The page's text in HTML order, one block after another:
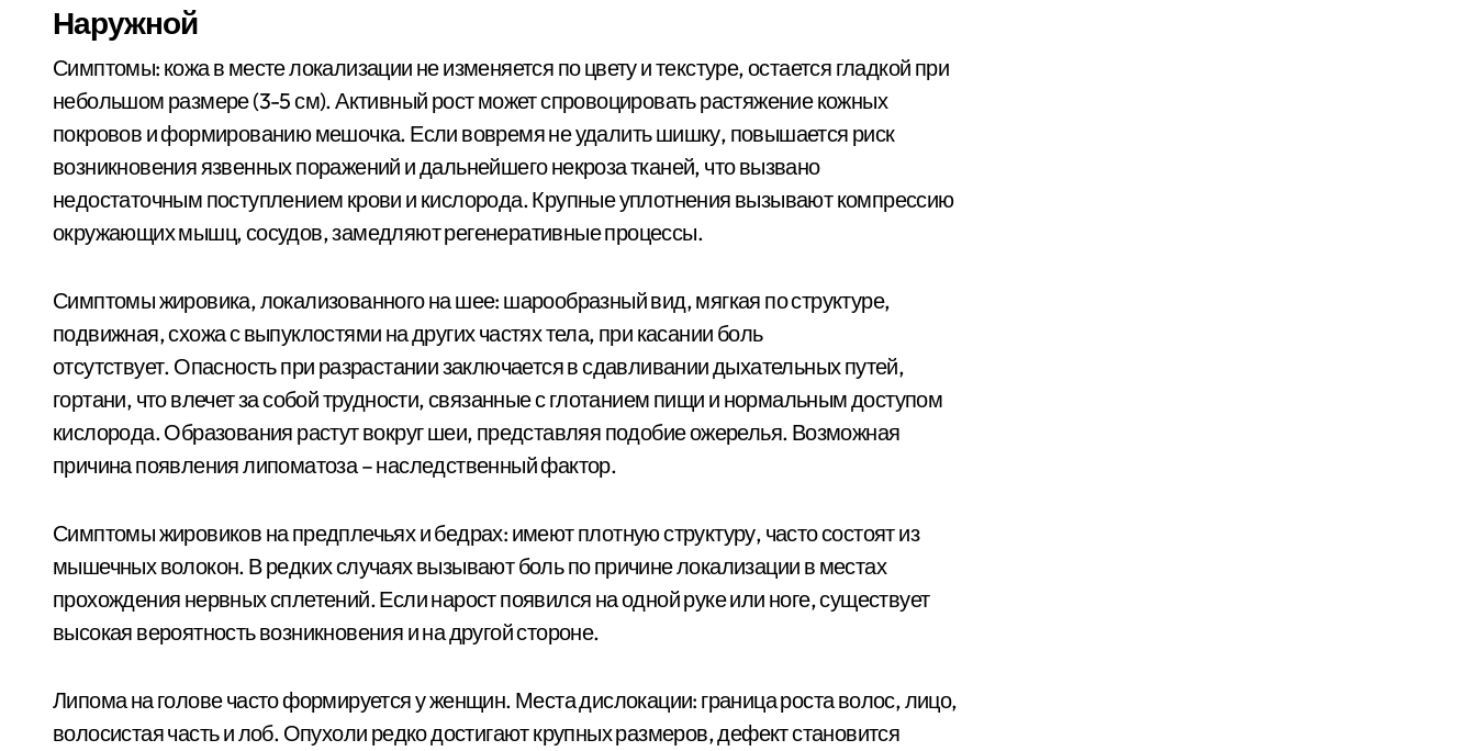
Наружной
Симптомы: кожа в месте локализации не изменяется по цвету и текстуре, остается гладкой при
небольшом размере (3-5 см). Активный рост может спровоцировать растяжение кожных
покровов и формированию мешочка. Если вовремя не удалить шишку, повышается риск
возникновения язвенных поражений и дальнейшего некроза тканей, что вызвано
недостаточным поступлением крови и кислорода. Крупные уплотнения вызывают компрессию
окружающих мышц, сосудов, замедляют регенеративные процессы.
Симптомы жировика, локализованного на шее: шарообразный вид, мягкая по структуре,
подвижная, схожа с выпуклостями на других частях тела, при касании боль
отсутствует. Опасность при разрастании заключается в сдавливании дыхательных путей,
гортани, что влечет за собой трудности, связанные с глотанием пищи и нормальным доступом
кислорода. Образования растут вокруг шеи, представляя подобие ожерелья. Возможная
причина появления липоматоза – наследственный фактор.
Симптомы жировиков на предплечьях и бедрах: имеют плотную структуру, часто состоят из
мышечных волокон. В редких случаях вызывают боль по причине локализации в местах
прохождения нервных сплетений. Если нарост появился на одной руке или ноге, существует
высокая вероятность возникновения и на другой стороне.
Липома на голове часто формируется у женщин. Места дислокации: граница роста волос, лицо,
волосистая часть и лоб. Опухоли редко достигают крупных размеров, дефект становится